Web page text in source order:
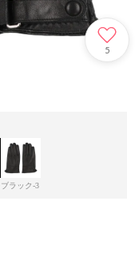
5
ブラック-3